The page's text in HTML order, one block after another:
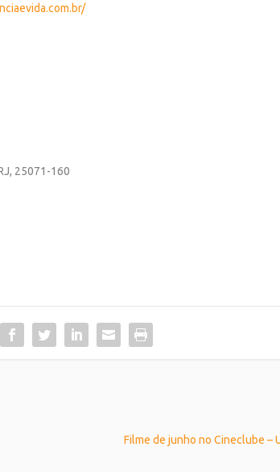
25071-160
Filme de junho no Cineclube –